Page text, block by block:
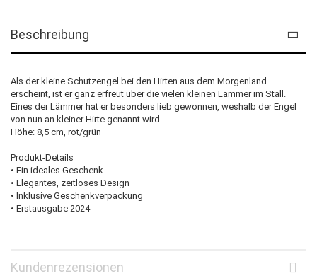
Beschreibung
Als der kleine Schutzengel bei den Hirten aus dem Morgenland
erscheint, ist er ganz erfreut über die vielen kleinen Lämmer im Stall.
Eines der Lämmer hat er besonders lieb gewonnen, weshalb der Engel
von nun an kleiner Hirte genannt wird.
Höhe: 8,5 cm, rot/grün
Produkt-Details
• Ein ideales Geschenk
• Elegantes, zeitloses Design
• Inklusive Geschenkverpackung
• Erstausgabe 2024
Kundenrezensionen